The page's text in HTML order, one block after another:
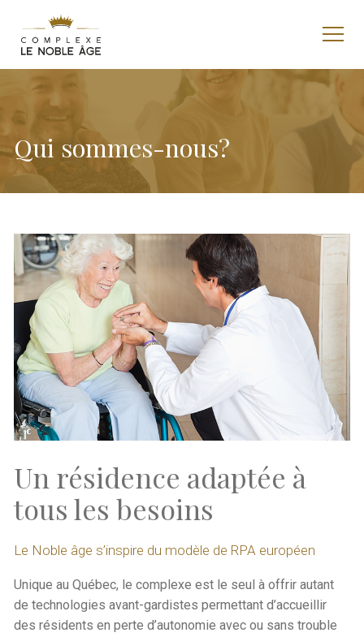
Qui sommes-nous?
Un résidence adaptée à
tous les besoins
Le Noble âge s’inspire du modèle de RPA européen
Unique au Québec, le complexe est le seul à offrir autant
de technologies avant-gardistes permettant d’accueillir
des résidents en perte d’autonomie avec ou sans trouble